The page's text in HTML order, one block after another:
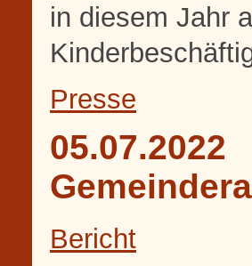
in diesem Jahr
Presse
05.07.2022
Bericht